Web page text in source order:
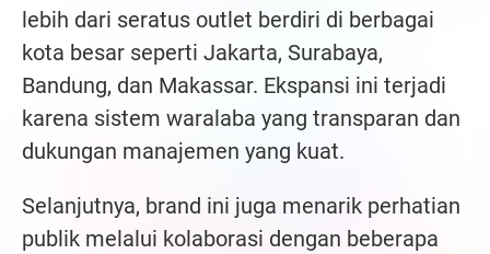
lebih dari seratus outlet berdiri di berbagai
kota besar seperti Jakarta, Surabaya,
Bandung, dan Makassar. Ekspansi ini terjadi
karena sistem waralaba yang transparan dan
dukungan manajemen yang kuat.
Selanjutnya, brand ini juga menarik perhatian
publik melalui kolaborasi dengan beberapa